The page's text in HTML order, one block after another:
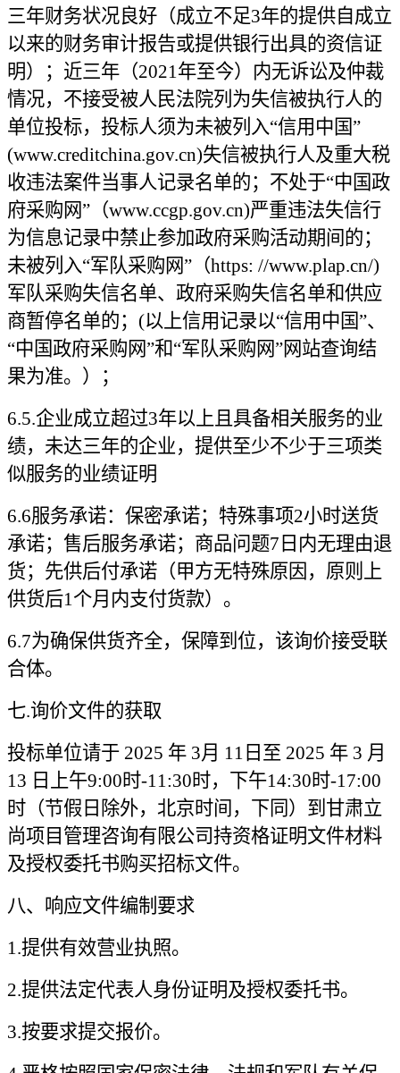
三年财务状况良好（成立不足3年的提供自成立
以来的财务审计报告或提供银行出具的资信证
明）；近三年（2021年至今）内无诉讼及仲裁
情况，不接受被人民法院列为失信被执行人的
单位投标，投标人须为未被列入“信用中国”
(www.creditchina.gov.cn)失信被执行人及重大税
收违法案件当事人记录名单的；不处于“中国政
府采购网”（www.ccgp.gov.cn)严重违法失信行
为信息记录中禁止参加政府采购活动期间的；
未被列入“军队采购网”（https: //www.plap.cn/)
军队采购失信名单、政府采购失信名单和供应
商暂停名单的；(以上信用记录以“信用中国”、
“中国政府采购网”和“军队采购网”网站查询结
果为准。）；
6.5.企业成立超过3年以上且具备相关服务的业
绩，未达三年的企业，提供至少不少于三项类
似服务的业绩证明
6.6服务承诺：保密承诺；特殊事项2小时送货
承诺；售后服务承诺；商品问题7日内无理由退
货；先供后付承诺（甲方无特殊原因，原则上
供货后1个月内支付货款）。
6.7为确保供货齐全，保障到位，该询价接受联
合体。
七.询价文件的获取
投标单位请于 2025 年 3月 11日至 2025 年 3 月
13 日上午9:00时-11:30时，下午14:30时-17:00
时（节假日除外，北京时间，下同）到甘肃立
尚项目管理咨询有限公司持资格证明文件材料
及授权委托书购买招标文件。
八、响应文件编制要求
1.提供有效营业执照。
2.提供法定代表人身份证明及授权委托书。
3.按要求提交报价。